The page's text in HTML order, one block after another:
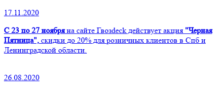
17.11.2020
С 23 по 27 ноябряна сайте Гвозdeck действует акция "Черная
Пятница", скидки до 20% для розничных клиентов в Спб и
Ленинградской области.
26.08.2020